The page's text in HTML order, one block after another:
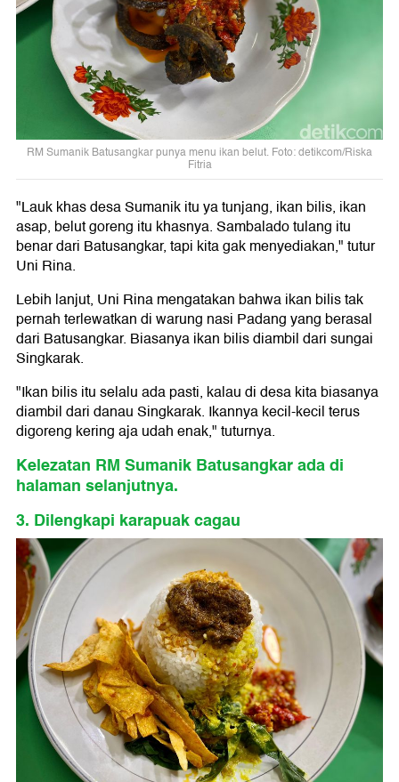
RM Sumanik Batusangkar punya menu ikan belut. Foto: detikcom/Riska
Fitria
"Lauk khas desa Sumanik itu ya tunjang, ikan bilis, ikan
asap, belut goreng itu khasnya. Sambalado tulang itu
benar dari Batusangkar, tapi kita gak menyediakan," tutur
Uni Rina.
Lebih lanjut, Uni Rina mengatakan bahwa ikan bilis tak
pernah terlewatkan di warung nasi Padang yang berasal
dari Batusangkar. Biasanya ikan bilis diambil dari sungai
Singkarak.
"Ikan bilis itu selalu ada pasti, kalau di desa kita biasanya
diambil dari danau Singkarak. Ikannya kecil-kecil terus
digoreng kering aja udah enak," tuturnya.
Kelezatan RM Sumanik Batusangkar ada di
halaman selanjutnya.
3. Dilengkapi karapuak cagau